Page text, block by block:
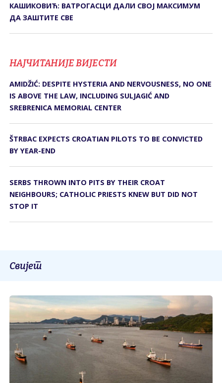
КАШИКОВИЋ: ВАТРОГАСЦИ ДАЛИ СВОЈ МАКСИМУМ
ДА ЗАШТИТЕ СВЕ
НАЈЧИТАНИЈЕ ВИЈЕСТИ
AMIDŽIĆ: DESPITE HYSTERIA AND NERVOUSNESS, NO ONE
IS ABOVE THE LAW, INCLUDING SULJAGIĆ AND
SREBRENICA MEMORIAL CENTER
ŠTRBAC EXPECTS CROATIAN PILOTS TO BE CONVICTED
BY YEAR-END
SERBS THROWN INTO PITS BY THEIR CROAT
NEIGHBOURS; CATHOLIC PRIESTS KNEW BUT DID NOT
STOP IT
Свијет